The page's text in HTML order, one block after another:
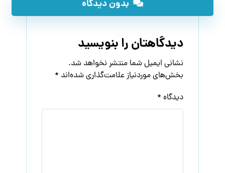
بدون دیدگاه
دیدگاهتان را بنویسید
نشانی ایمیل شما منتشر نخواهد شد.
بخش‌های موردنیاز علامت‌گذاری شده‌اند *
دیدگاه *